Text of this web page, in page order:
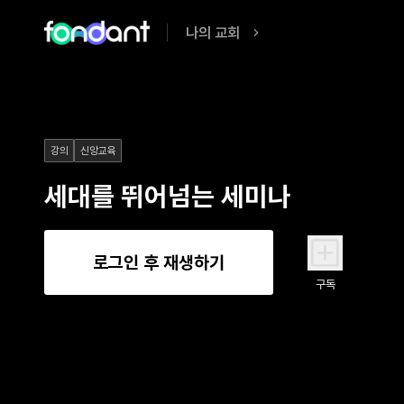
나의 교회
강의 신앙교육
세대를 뛰어넘는 세미나
로그인 후 재생하기
구독